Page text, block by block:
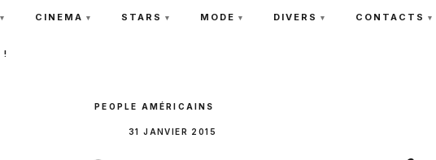
CINEMA STARS MODE DIVERS CONTACTS
!
PEOPLE AMÉRICAINS
31 JANVIER 2015